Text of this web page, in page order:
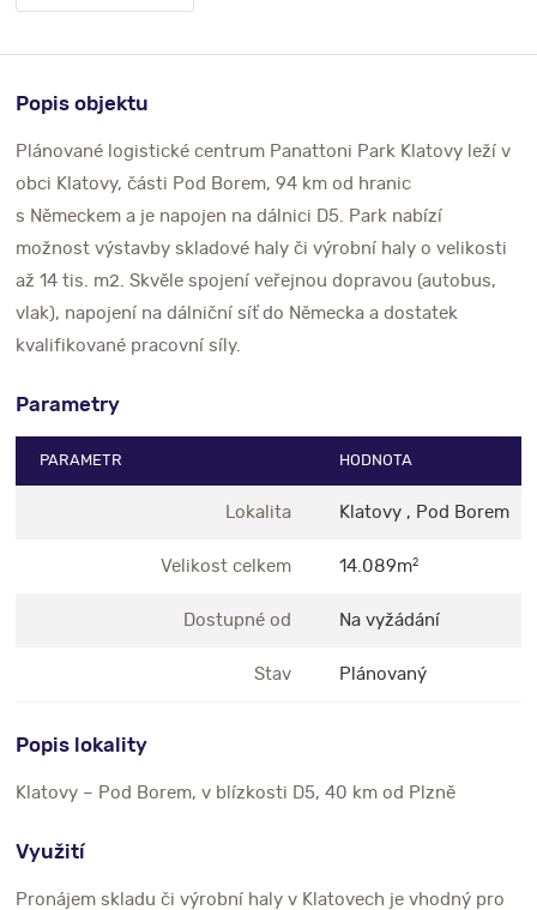
Popis objektu
Plánované logistické centrum Panattoni Park Klatovy leží v
obci Klatovy, části Pod Borem, 94 km od hranic
s Německem a je napojen na dálnici D5. Park nabízí
možnost výstavby skladové haly či výrobní haly o velikosti
až 14 tis. m2. Skvěle spojení veřejnou dopravou (autobus,
vlak), napojení na dálniční síť do Německa a dostatek
kvalifikované pracovní síly.
Parametry
PARAMETR HODNOTA
Lokalita Klatovy , Pod Borem
Velikost celkem 14.089m2
Dostupné od Na vyžádání
Stav Plánovaný
Popis lokality
Klatovy – Pod Borem, v blízkosti D5, 40 km od Plzně
Využití
Pronájem skladu či výrobní haly v Klatovech je vhodný pro